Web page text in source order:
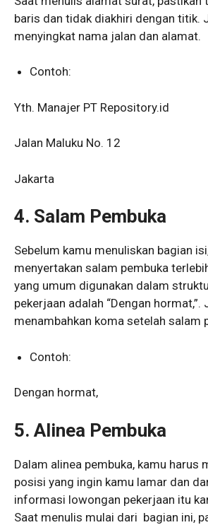
baris dan tidak diakhiri dengan titik.
menyingkat nama jalan dan alamat.
Contoh:
Yth. Manajer PT Repository.id
Jalan Maluku No. 12
Jakarta
4. Salam Pembuka
Sebelum kamu menuliskan bagian
menyertakan salam pembuka
yang umum digunakan dalam
pekerjaan adalah “Dengan hormat,”.
menambahkan koma setelah salam
Contoh:
Dengan hormat,
5. Alinea Pembuka
Dalam alinea pembuka, kamu harus
posisi yang ingin kamu lamar dan
informasi lowongan pekerjaan itu
Saat menulis mulai dari bagian ini,